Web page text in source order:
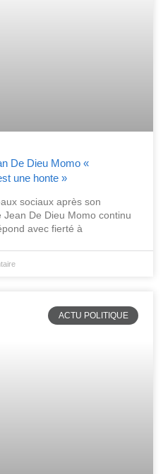
De Dieu Momo «
une honte »
sociaux après son
De Dieu Momo continu
avec fierté à
ACTU POLITIQUE